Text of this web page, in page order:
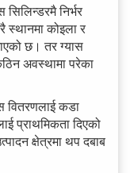
निर्भर
कोइला र
छ। तर ग्यास
अवस्थामा परेका
वितरणलाई कडा
प्राथमिकता दिएको
क्षेत्रमा थप दबाब